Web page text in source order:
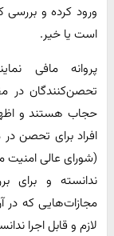
ورود کرده و بررسی
است یا خیر.
پروانه مافی
تحصن‌کنندگان در
حجاب هستند و
افراد برای تحصن
(شورای عالی امنیت
ندانسته و برای
مجازات‌هایی که در
لازم و قابل اجرا